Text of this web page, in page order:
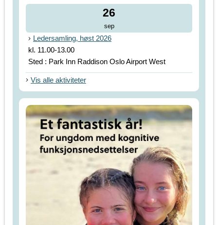
26
sep
Ledersamling, høst 2026
kl. 11.00-13.00
Sted : Park Inn Raddison Oslo Airport West
Vis alle aktiviteter